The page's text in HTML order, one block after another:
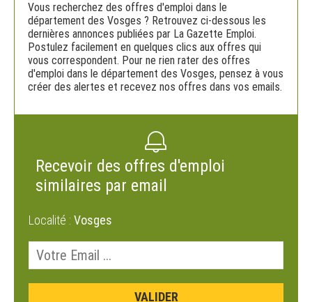
Vous recherchez des offres d'emploi dans le
département des Vosges ? Retrouvez ci-dessous les
dernières annonces publiées par La Gazette Emploi.
Postulez facilement en quelques clics aux offres qui
vous correspondent. Pour ne rien rater des offres
d'emploi dans le département des Vosges, pensez à vous
créer des alertes et recevez nos offres dans vos emails.
Recevoir des offres d'emploi
similaires par email
Localité : Vosges